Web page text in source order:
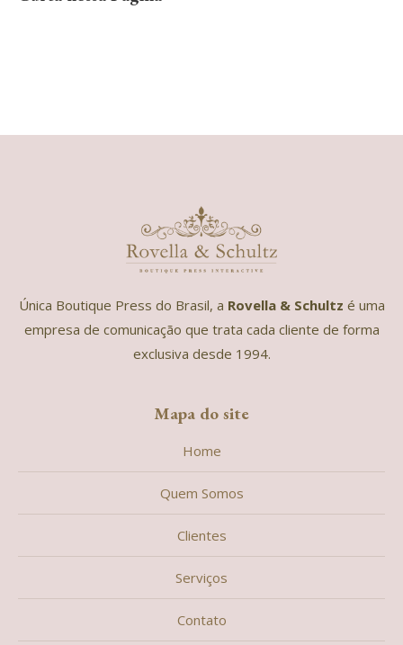
Única Boutique Press do Brasil, a Rovella & Schultz é uma
empresa de comunicação que trata cada cliente de forma
exclusiva desde 1994.
Mapa do site
Home
Quem Somos
Clientes
Serviços
Contato